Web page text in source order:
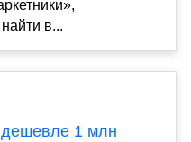
в...
1 млн